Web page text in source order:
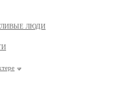
ЛЮДИ